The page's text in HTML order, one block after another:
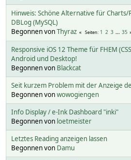
Hinweis: Schöne Alternative für Charts/
DBLog (MySQL)
Begonnen vonThyraz Seiten 1 2 3 ... 35
Responsive iOS 12 Theme für FHEM
Android und Desktop!
Begonnen von Blackcat
Seit kurzem Problem mit der Anzeige
Begonnen vonwowogiengen
Info Display / e-Ink Dashboard "inki"
Begonnen von loetmeister
Letztes Reading anzeigen lassen
Begonnen von Damu